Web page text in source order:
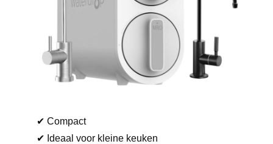
✔ Compact
✔ Ideaal voor kleine keuken